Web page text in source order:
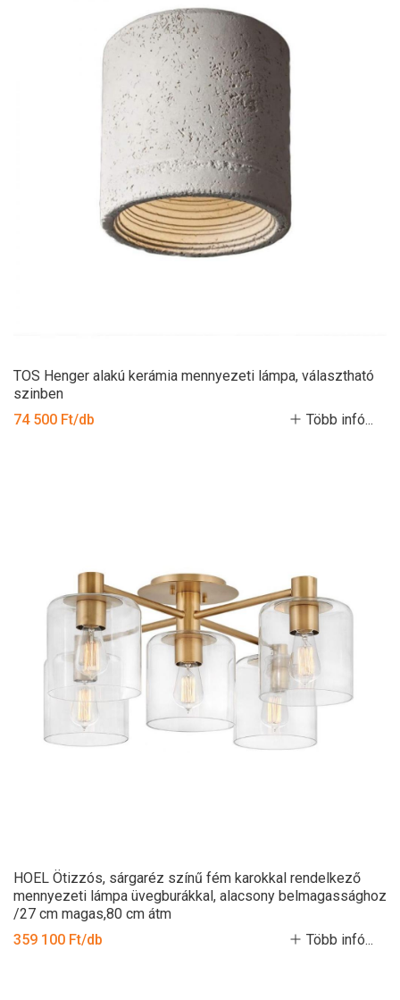
TOS Henger alakú kerámia mennyezeti lámpa, választható
szinben
74 500 Ft/db
Több infó...
HOEL Ötizzós, sárgaréz színű fém karokkal rendelkező
mennyezeti lámpa üvegburákkal, alacsony belmagassághoz
/27 cm magas,80 cm átm
359 100 Ft/db
Több infó...